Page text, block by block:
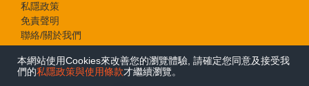
私隱政策
免責聲明
聯絡/關於我們
© 2026 e-zone. All Rights Reserved.
本網站使用Cookies來改善您的瀏覽體驗, 請確定您同意及接受我
們的私隱政策與使用條款才繼續瀏覽。